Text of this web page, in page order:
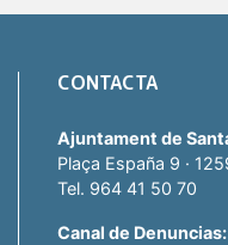
CONTACTA
Ajuntament de
Plaça España 9 ·
Tel. 964 41 50 70
Canal de Denuncias: